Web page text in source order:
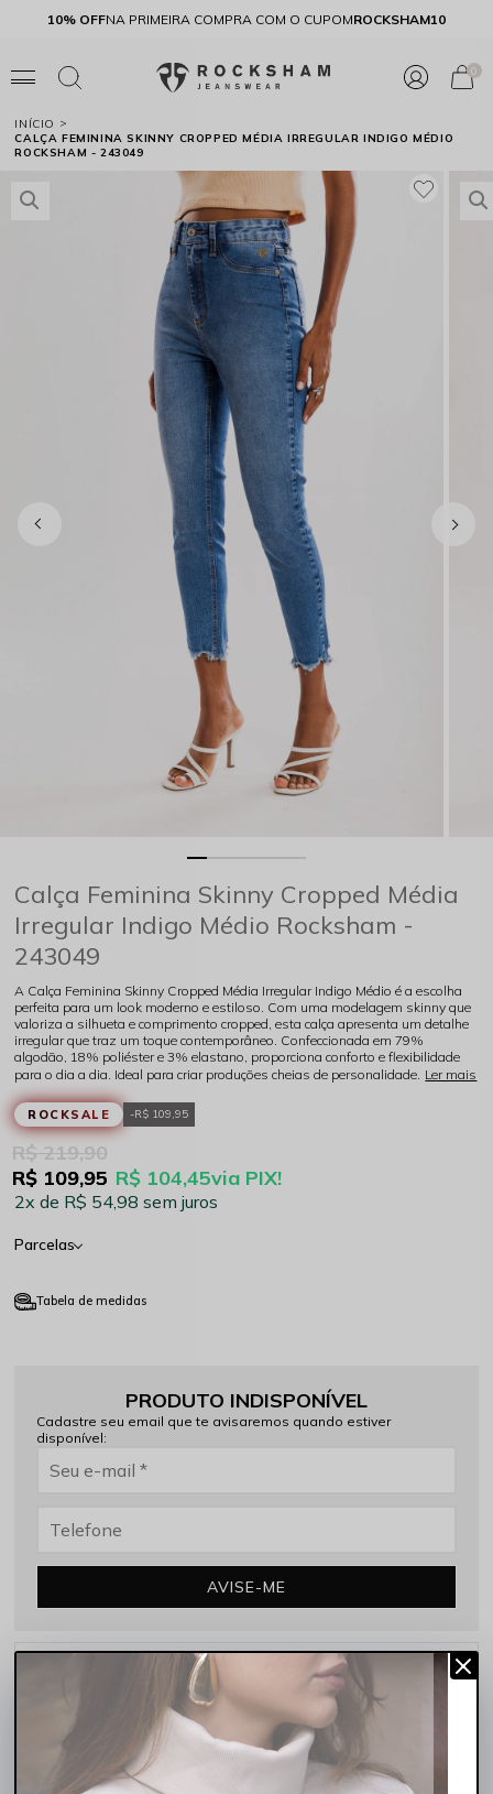
10% OFFNA PRIMEIRA COMPRA COM O CUPOMROCKSHAM10
0
INÍCIO
CALÇA FEMININA SKINNY CROPPED MÉDIA IRREGULAR INDIGO MÉDIO
ROCKSHAM - 243049
Calça Feminina Skinny Cropped Média
Irregular Indigo Médio Rocksham -
243049
A Calça Feminina Skinny Cropped Média Irregular Indigo Médio é a escolha
perfeita para um look moderno e estiloso. Com uma modelagem skinny que
valoriza a silhueta e comprimento cropped, esta calça apresenta um detalhe
irregular que traz um toque contemporâneo. Confeccionada em 79%
algodão, 18% poliéster e 3% elastano, proporciona conforto e flexibilidade
para o dia a dia. Ideal para criar produções cheias de personalidade. Ler mais
ROCKSALE R$ 109,95
R$ 104,45via PIX!
R$ 219,90
R$ 109,95
2x R$ 54,98sem juros
Parcelas
Tabela de medidas
PRODUTO INDISPONÍVEL
Cadastre seu email que te avisaremos quando estiver
disponível:
AVISE-ME
10% OFF na Primeira Compra ROCKSHAM10
Frete grátis acima de R$299,90 Sul e Sudeste
5% de desconto no PIX